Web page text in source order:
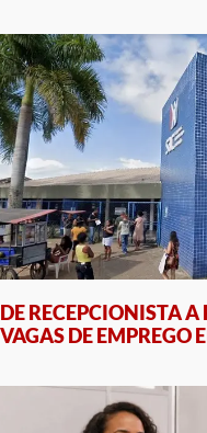
DE RECEPCIONISTA
VAGAS DE EMPREGO